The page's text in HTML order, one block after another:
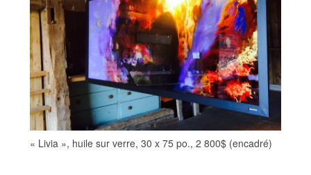
« Livia », huile sur verre, 30 x 75 po., 2 800$ (encadré)